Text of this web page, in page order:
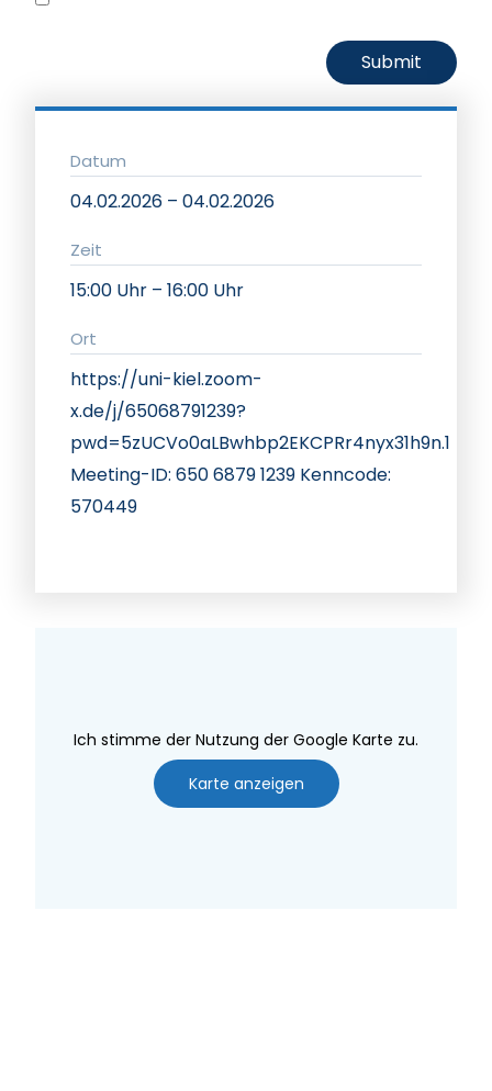
Datum
04.02.2026 – 04.02.2026
Zeit
15:00 Uhr – 16:00 Uhr
Ort
https://uni-kiel.zoom-
x.de/j/65068791239?
pwd=5zUCVo0aLBwhbp2EKCPRr4nyx31h9n.1
Meeting-ID: 650 6879 1239 Kenncode:
570449
Ich stimme der Nutzung der Google Karte zu.
Karte anzeigen